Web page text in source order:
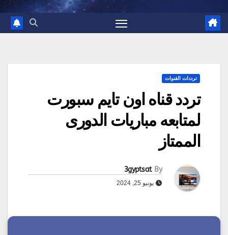
ترددات القنوات
تردد قناه اون تايم سبورت
لمتابعه مباريات الدورى
الممتاز
By
3gyptsat
يونيو 25, 2024